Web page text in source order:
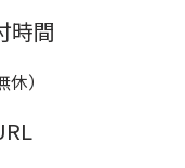
時間
）